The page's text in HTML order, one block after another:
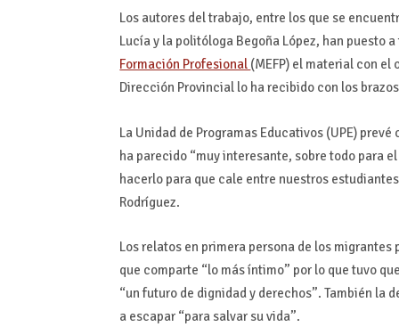
Los autores del trabajo, entre los que se
Lucía y la politóloga Begoña López, han puesto
Formación Profesional (MEFP) el material con
Dirección Provincial lo ha recibido con los
La Unidad de Programas Educativos (UPE)
ha parecido “muy interesante, sobre todo para
hacerlo para que cale entre nuestros
Rodríguez.
Los relatos en primera persona de los
que comparte “lo más íntimo” por lo que tuvo
“un futuro de dignidad y derechos”. También la
a escapar “para salvar su vida”.